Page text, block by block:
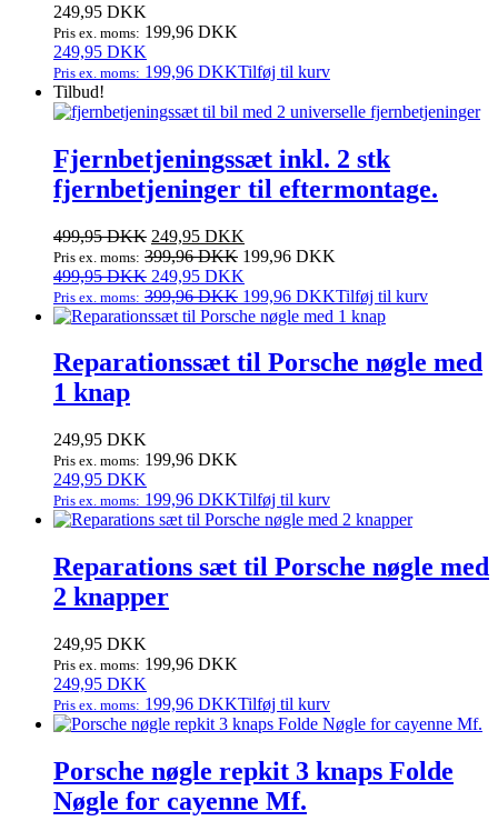
249,95 DKK
Pris ex. moms: 199,96 DKK
249,95 DKK
Pris ex. moms: 199,96 DKKTilføj til kurv
Tilbud!
Fjernbetjeningssæt inkl. 2 stk
fjernbetjeninger til eftermontage.
499,95DKK Den
oprindelige
pris
var:
499,95 DKK.
249,95 DKK
aktuelle
er:
249,95 DKK.
Pris ex. moms: 399,96DKK 199,96 DKK
499,95DKK Den
oprindelige
pris
499,95 DKK.
249,95 DKK
aktuelle
pris
249,95 DKK.
Pris ex. moms: 399,96DKK 199,96 DKKTilføj til kurv
Reparationssæt til Porsche nøgle med
1 knap
249,95 DKK
Pris ex. moms: 199,96 DKK
249,95 DKK
Pris ex. moms: 199,96 DKKTilføj til kurv
Reparations sæt til Porsche nøgle med
2 knapper
249,95 DKK
Pris ex. moms: 199,96 DKK
249,95 DKK
Pris ex. moms: 199,96 DKKTilføj til kurv
Porsche nøgle repkit 3 knaps Folde
Nøgle for cayenne Mf.